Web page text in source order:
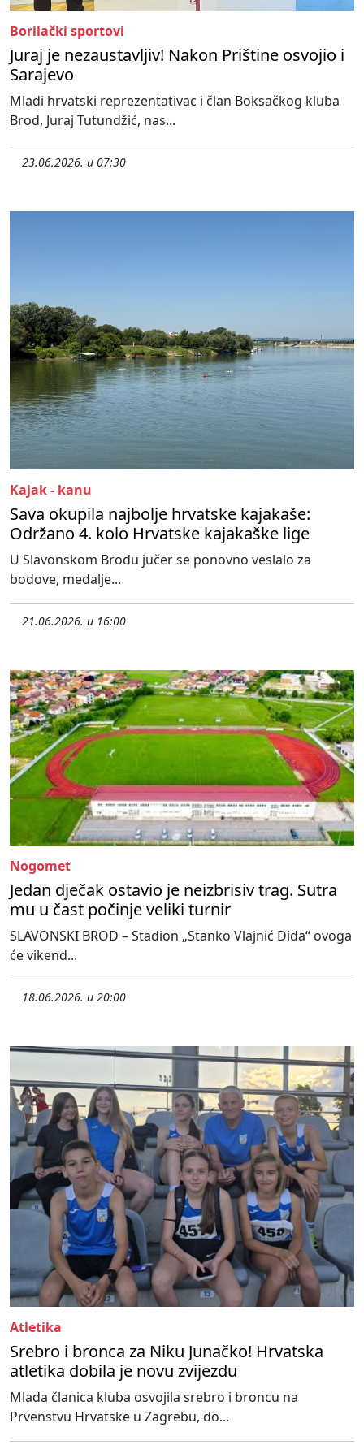
Borilački sportovi
Juraj je nezaustavljiv! Nakon Prištine osvojio i
Sarajevo
Mladi hrvatski reprezentativac i član Boksačkog kluba
Brod, Juraj Tutundžić, nas...
23.06.2026. u 07:30
Kajak - kanu
Sava okupila najbolje hrvatske kajakaše:
Održano 4. kolo Hrvatske kajakaške lige
U Slavonskom Brodu jučer se ponovno veslalo za
bodove, medalje...
21.06.2026. u 16:00
Nogomet
Jedan dječak ostavio je neizbrisiv trag. Sutra
mu u čast počinje veliki turnir
SLAVONSKI BROD – Stadion „Stanko Vlajnić Dida“ ovoga
će vikend...
18.06.2026. u 20:00
Atletika
Srebro i bronca za Niku Junačko! Hrvatska
atletika dobila je novu zvijezdu
Mlada članica kluba osvojila srebro i broncu na
Prvenstvu Hrvatske u Zagrebu, do...